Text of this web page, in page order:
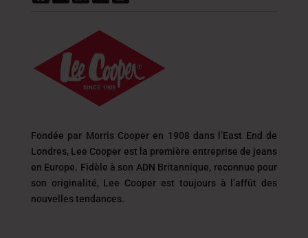
Fondée par Morris Cooper en 1908 dans l’East End de
Londres, Lee Cooper est la première entreprise de jeans
en Europe. Fidèle à son ADN Britannique, reconnue pour
son originalité, Lee Cooper est toujours à l’affût des
nouvelles tendances.